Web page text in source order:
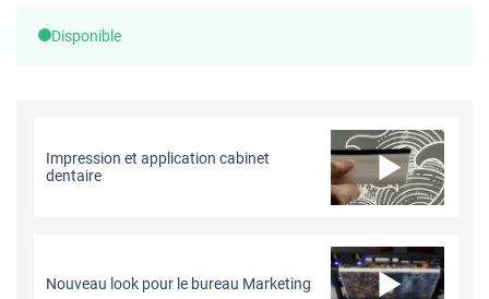
Disponible
Impression et application cabinet
dentaire
Nouveau look pour le bureau Marketing